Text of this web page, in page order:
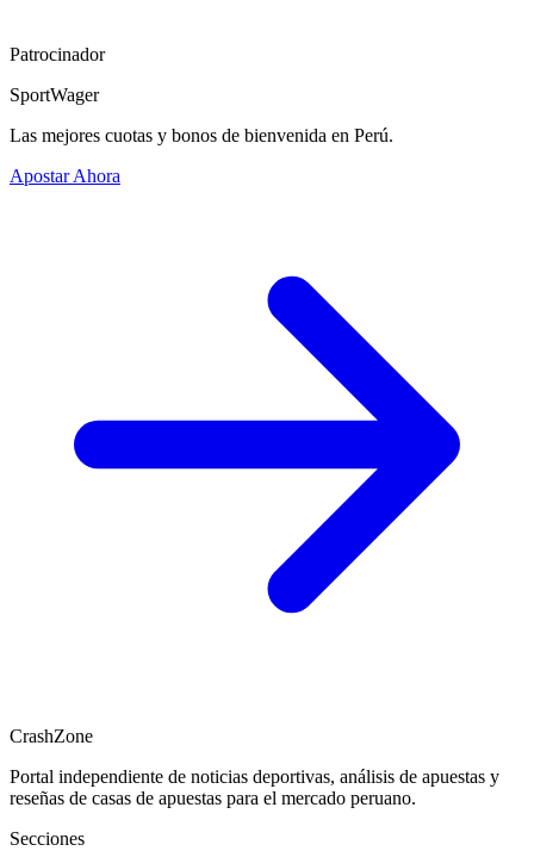
Patrocinador
SportWager
Las mejores cuotas y bonos de bienvenida en Perú.
Apostar Ahora
CrashZone
Portal independiente de noticias deportivas, análisis de apuestas y
reseñas de casas de apuestas para el mercado peruano.
Secciones